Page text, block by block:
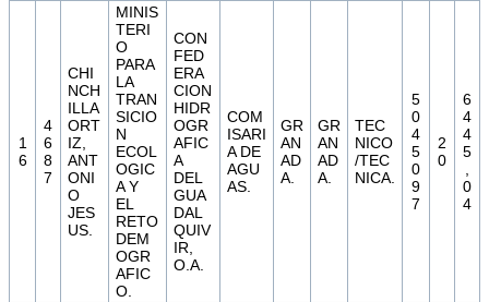
1
6
4
6
8
7
CHI
NCH
ILLA
ORT
IZ,
ANT
ONI
O
JES
US.
MINIS
TERI
O
PARA
LA
TRAN
SICIO
N
ECOL
OGIC
A Y
EL
RETO
DEM
OGR
AFIC
O.
CON
FED
ERA
CION
HIDR
OGR
AFIC
A
DEL
GUA
DAL
QUIV
IR,
O.A.
COM
ISARI
A DE
AGU
AS.
GR
AN
AD
A.
GR
AN
AD
A.
TEC
NICO
/TEC
NICA.
5
0
4
5
0
9
7
2
0
6
4
4
5
0
4